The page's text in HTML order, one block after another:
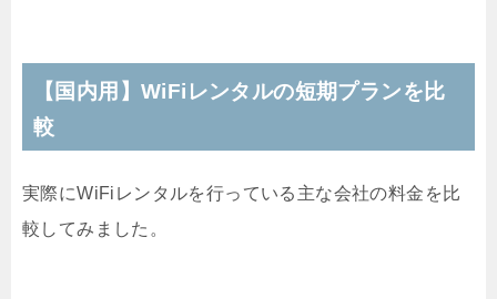
【国内用】WiFiレンタルの短期プランを比
較
実際にWiFiレンタルを行っている主な会社の料金を比
較してみました。